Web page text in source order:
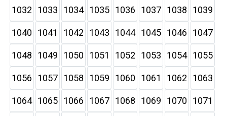
1032 1033 1034 1035 1036 1037 1038 1039
1040 1041 1042 1043 1044 1045 1046 1047
1048 1049 1050 1051 1052 1053 1054 1055
1056 1057 1058 1059 1060 1061 1062 1063
1064 1065 1066 1067 1068 1069 1070 1071